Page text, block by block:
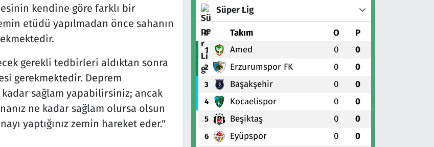
kendine göre farklı bir
etüdü yapılmadan önce sahanın
gerekli tedbirleri aldıktan sonra
gerekmektedir. Deprem
sağlam yapabilirsiniz; ancak
ne kadar sağlam olursa olsun
yaptığınız zemin hareket eder."
Süper Lig
# Takım O P
1 Amed 0 0
2 Erzurumspor FK 0 0
3 Başakşehir 0 0
4 Kocaelispor 0 0
5 Beşiktaş 0 0
6 Eyüpspor 0 0